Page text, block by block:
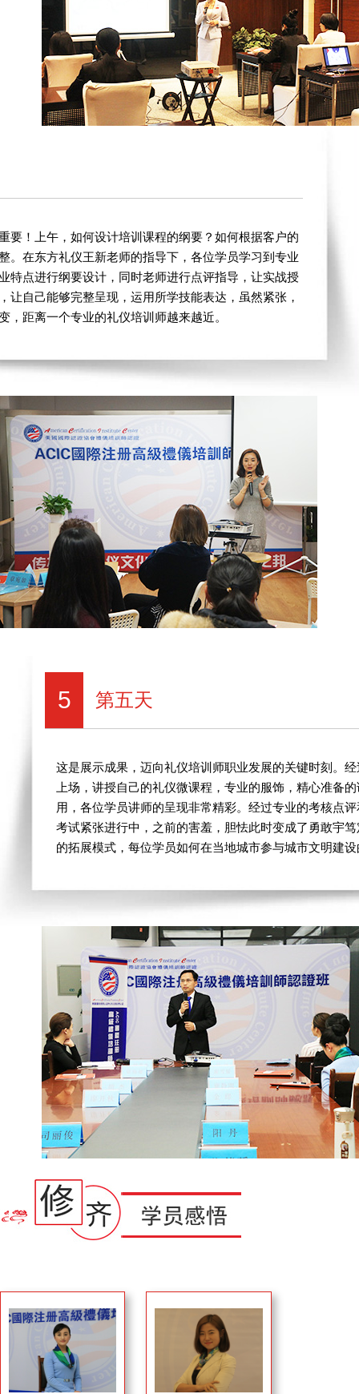
要！上午，如何设计培训课程的纲要？如何根据客户的
。在东方礼仪王新老师的指导下，各位学员学习到专业
特点进行纲要设计，同时老师进行点评指导，让实战授
让自己能够完整呈现，运用所学技能表达，虽然紧张，
距离一个专业的礼仪培训师越来越近。
5 第五天
这是展示成果，迈向礼仪培训师职业发展的关键时刻。
上场，讲授自己的礼仪微课程，专业的服饰，精心准备
用，各位学员讲师的呈现非常精彩。经过专业的考核点
考试紧张进行中， 之前的害羞，胆怯此时变成了勇敢宇
的拓展模式，每位学员如何在当地城市参与城市文明建